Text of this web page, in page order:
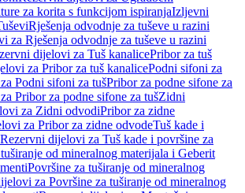
za korita s funkcijom ispiranjaIzljevni
Rješenja odvodnje za tuševe u razini
za Rješenja odvodnje za tuševe u razini
dijelovi za Tuš kanalicePribor za tuš
za Pribor za tuš kanalicePodni sifoni za
Podni sifoni za tušPribor za podne sifone za
Pribor za podne sifone za tušZidni
za Zidni odvodiPribor za zidne
za Pribor za zidne odvodeTuš kade i
Rezervni dijelovi za Tuš kade i površine za
od mineralnog materijala i Geberit
Površine za tuširanje od mineralnog
za Površine za tuširanje od mineralnog